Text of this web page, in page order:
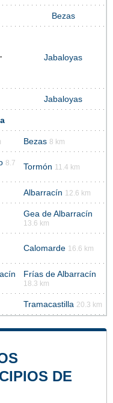
Bezas
Jabaloyas
Jabaloyas
Bezas 8 km
8.7
Tormón 11.4 km
Albarracín 12.6 km
Gea de Albarracín
13.6 km
Calomarde 16.6 km
Frías de Albarracín
18.3 km
Tramacastilla 20.3 km
DE